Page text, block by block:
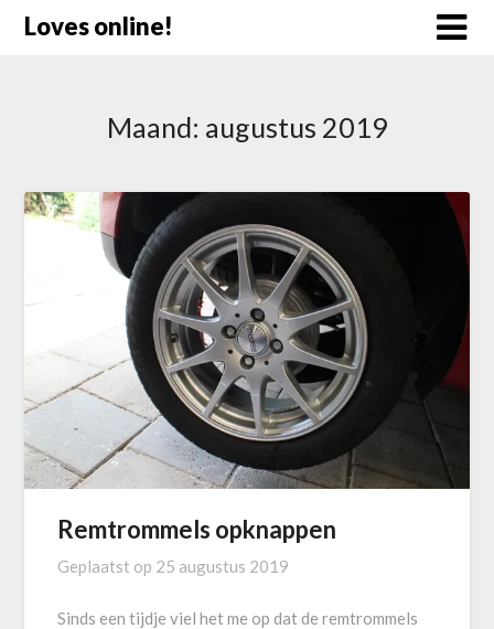
Doorgaan
naar
Loves online!
Maand: augustus 2019
Remtrommels opknappen
Geplaatst op 25 augustus 2019
Sinds een tijdje viel het me op dat de remtrommels